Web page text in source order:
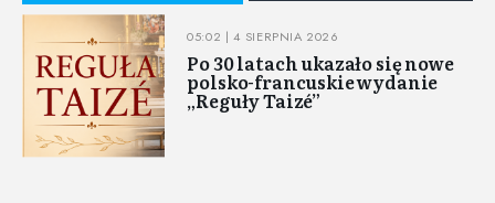
05:02 | 4 SIERPNIA 2026
Po 30 latach ukazało się nowe
polsko-francuskie wydanie
„Reguły Taizé”